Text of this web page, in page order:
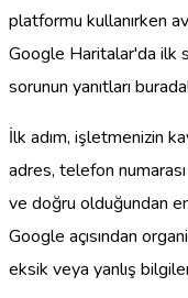
platformu kullanırken
Google Haritalar'da ilk
sorunun yanıtları burada!
İlk adım, işletmenizin
adres, telefon
ve doğru olduğundan
Google açısından
eksik veya yanlış